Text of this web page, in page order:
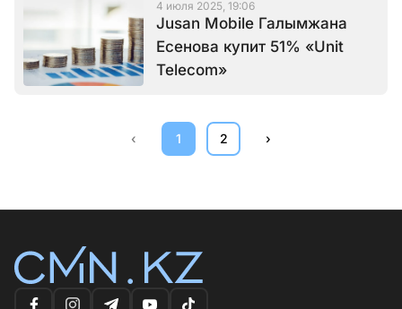
4 июля 2025, 19:06
Jusan Mobile Галымжана
Есенова купит 51% «Unit
Telecom»
‹ 1 2 ›